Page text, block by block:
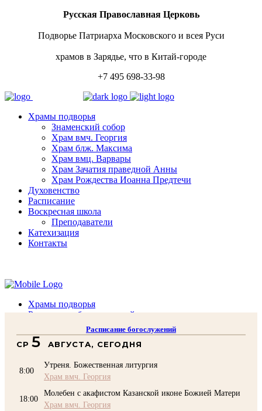
Русская Православная Церковь
Подворье Патриарха Московского и всея Руси
храмов в Зарядье, что в Китай-городе
+7 495 698-33-98
Храмы подворья
Знаменский собор
Храм вмч. Георгия
Храм блж. Максима
Храм вмц. Варвары
Храм Зачатия праведной Анны
Храм Рождества Иоанна Предтечи
Духовенство
Расписание
Воскресная школа
Преподаватели
Катехизация
Контакты
Храмы подворья
Расписание богослужений
Воскресная школа
Преподаватели Воскресной школы
КОНТАКТЫ
Помочь Подворью
Расписание богослужений
СР 5 АВГУСТА, СЕГОДНЯ
8:00
Утреня. Божественная литургия
Храм вмч. Георгия
18:00
Молебен с акафистом Казанской иконе Божией Матери
Храм вмч. Георгия